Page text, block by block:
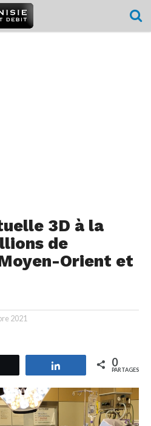
3D à la
de
Orient et
2021
Partagez 0
PARTAGES